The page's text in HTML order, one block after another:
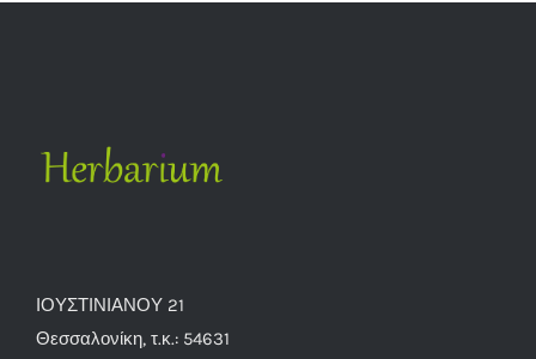
ΙΟΥΣΤΙΝΙΑΝΟΥ 21
Θεσσαλονίκη, τ.κ.: 54631